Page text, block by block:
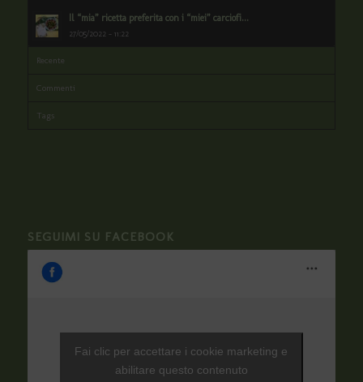
Il “mia” ricetta preferita con i “miei” carciofi...
27/05/2022 - 11:22
Recente
Commenti
Tags
SEGUIMI SU FACEBOOK
Fai clic per accettare i cookie marketing e
abilitare questo contenuto